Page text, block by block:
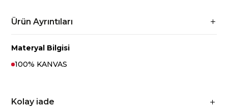
Ürün Ayrıntıları
Materyal Bilgisi
100% KANVAS
Kolay iade